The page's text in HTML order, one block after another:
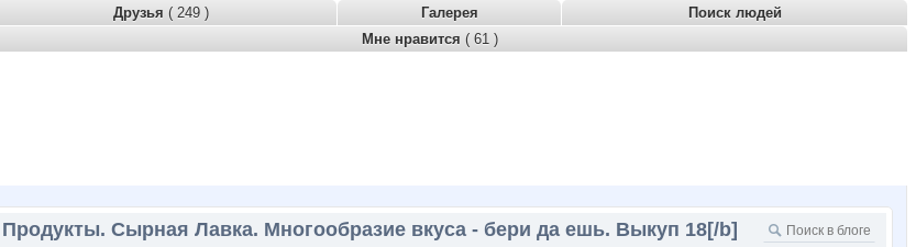
Друзья ( 249 ) Галерея
Поиск людей
Мне нравится ( 61 )
Продукты. Сырная Лавка. Многообразие вкуса - бери да ешь. Выкуп 18[/b]